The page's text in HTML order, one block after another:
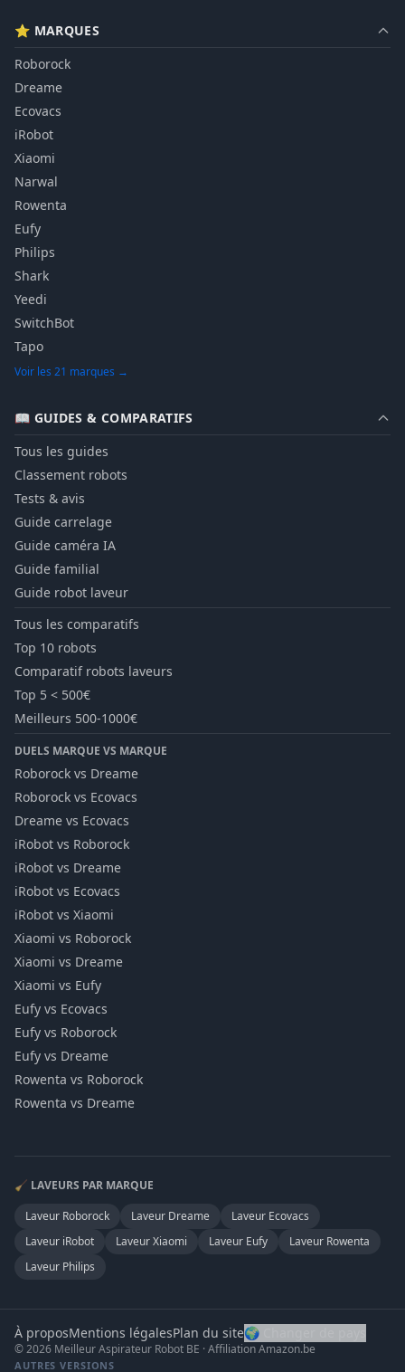
⭐ MARQUES
Roborock
Dreame
Ecovacs
iRobot
Xiaomi
Narwal
Rowenta
Eufy
Philips
Shark
Yeedi
SwitchBot
Tapo
Voir les 21 marques →
📖 GUIDES & COMPARATIFS
Tous les guides
Classement robots
Tests & avis
Guide carrelage
Guide caméra IA
Guide familial
Guide robot laveur
Tous les comparatifs
Top 10 robots
Comparatif robots laveurs
Top 5 < 500€
Meilleurs 500-1000€
DUELS MARQUE VS MARQUE
Roborock vs Dreame
Roborock vs Ecovacs
Dreame vs Ecovacs
iRobot vs Roborock
iRobot vs Dreame
iRobot vs Ecovacs
iRobot vs Xiaomi
Xiaomi vs Roborock
Xiaomi vs Dreame
Xiaomi vs Eufy
Eufy vs Ecovacs
Eufy vs Roborock
Eufy vs Dreame
Rowenta vs Roborock
Rowenta vs Dreame
🧹 LAVEURS PAR MARQUE
Laveur Roborock Laveur Dreame Laveur Ecovacs
Laveur iRobot LaveurXiaomi Laveur Eufy Laveur Rowenta
Laveur Philips
À proposMentions légalesPlan du site🌍 Changer de pays
© 2026 Meilleur Aspirateur Robot BE · Affiliation Amazon.be
AUTRES VERSIONS